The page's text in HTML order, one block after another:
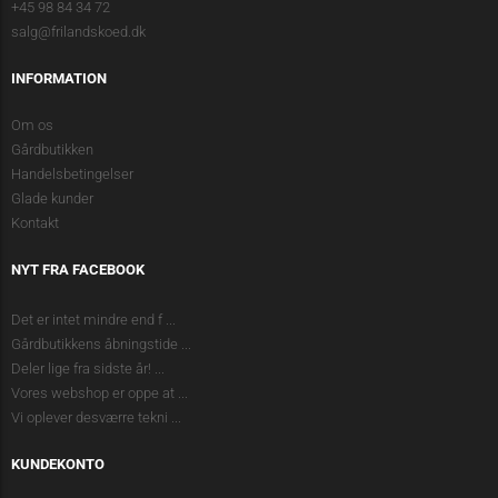
+45 98 84 34 72
salg@frilandskoed.dk
INFORMATION
Om os
Gårdbutikken
Handelsbetingelser
Glade kunder
Kontakt
NYT FRA FACEBOOK
Det er intet mindre end f
Gårdbutikkens åbningstide
Deler lige fra sidste år!
Vores webshop er oppe at
Vi oplever desværre tekni
KUNDEKONTO